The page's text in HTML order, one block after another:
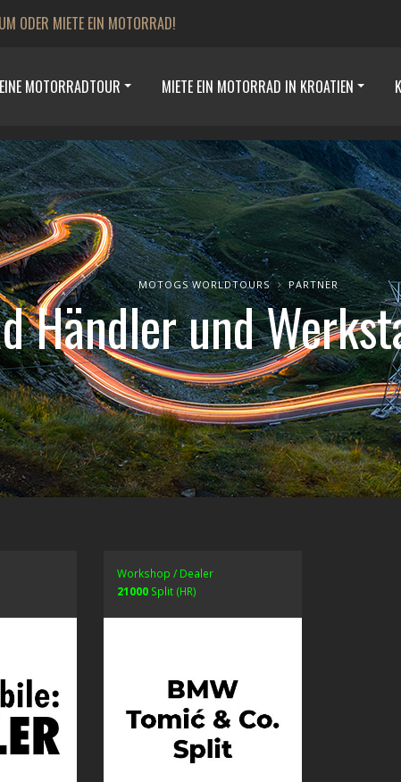
ODER MIETE EIN MOTORRAD!
MOTORRADTOUR MIETE EIN MOTORRAD IN KROATIEN
MOTOGS WORLDTOURS PARTNER
Händler und
Workshop / Dealer
21000 Split (HR)